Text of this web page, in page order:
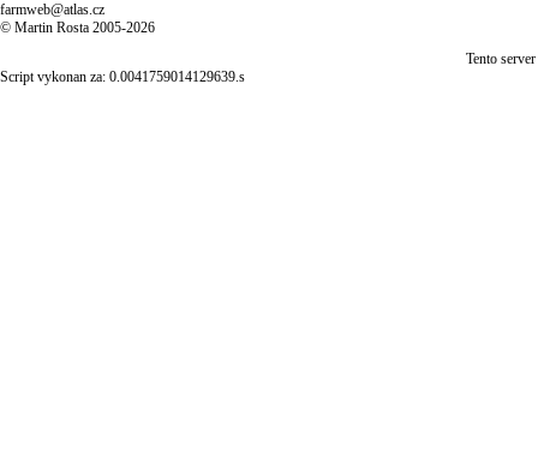
farmweb@atlas.cz
© Martin Rosta 2005-2026
Tento
Script vykonan za: 0.0041759014129639.s